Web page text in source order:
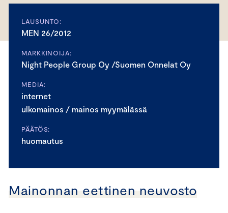
LAUSUNTO:
MEN 26/2012
MARKKINOIJA:
Night People Group Oy /Suomen Onnelat Oy
MEDIA:
internet
ulkomainos / mainos myymälässä
PÄÄTÖS:
huomautus
Mainonnan eettinen neuvosto